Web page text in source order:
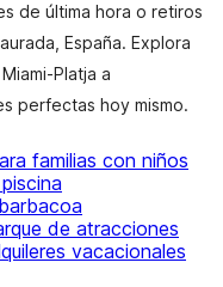
de última hora o retiros
España. Explora
Platja a
perfectas hoy mismo.
familias con niños
de atracciones
vacacionales